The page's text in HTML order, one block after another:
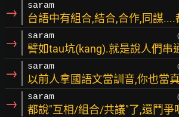
→ saram
台語中有組合,結合,合作,同謀
→ saram
譬如tau坑(kang).就是說人們串
→ saram
以前人拿國語文當訓音,你也當
→ saram
都說"互相/組合/共議"了,還鬥爭